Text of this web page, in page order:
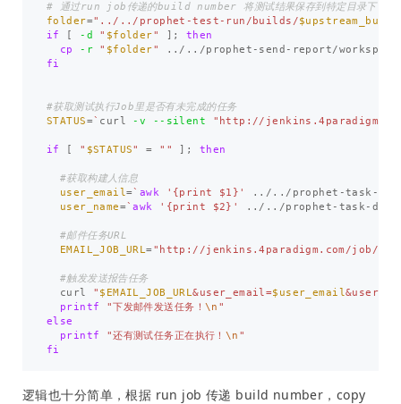
# 通过run job传递的build number 将测试结果保存到特定目录下
folder="../../prophet-test-run/builds/$upstream_build
if
-d " $folder" ;
then
cp
-r " $folder"
../../prophet-send-report/
fi
#获取测试执行Job里是否有未完成的任务
STATUS=` curl -v --silent "http://
if " $STATUS" = "" ; then
#获取构建人信息
user_email=` awk '{print $1}'
../../prophet-task-
user_name=`awk '{print $2}' ../../prophet-task-
#邮件任务URL
EMAIL_JOB_URL="http://jenkins.4paradigm.com/job/
#触发发送报告任务
  curl
" $EMAIL_JOB_URL&user_email=$user_email
printf
"下发邮件发送任务！ \n "
else
printf
"还有测试任务正在执行！ \n "
fi
逻辑也十分简单，根据 run job 传递 build number，copy